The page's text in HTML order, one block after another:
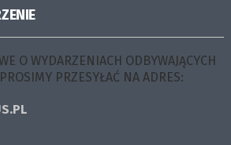
O WYDARZENIACH ODBYWAJĄCYCH
PRZESYŁAĆ NA ADRES: